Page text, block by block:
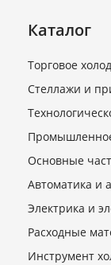
Каталог
Торговое
Стеллажи и
Основные
Автоматика и
Электрика и
Расходные
Инструмент